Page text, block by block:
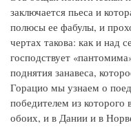
заключается пьеса и
полюсы ее фабулы, и
чертах такова: как и над
господствует
поднятия занавеса,
Горацио мы узнаем о
победителем из
обоих, и в Дании и в